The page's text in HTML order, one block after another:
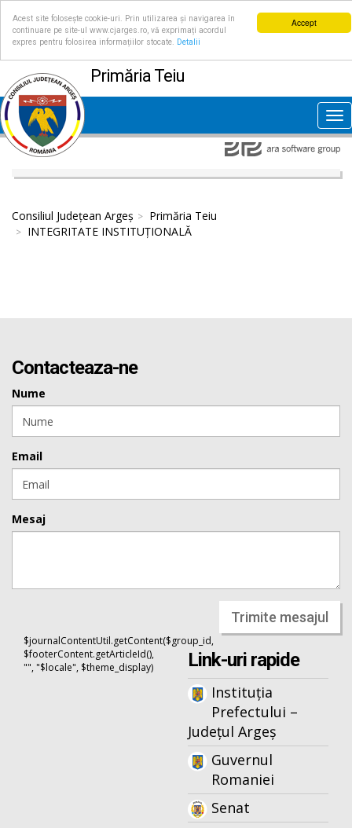
Accept
Acest site folosește cookie-uri. Prin utilizarea și navigarea în
continuare pe site-ul www.cjarges.ro, vă exprimați acordul
expres pentru folosirea informațiilor stocate.
Detalii
Primăria Teiu
Consiliul Județean Argeș
Primăria Teiu
INTEGRITATE INSTITUȚIONALĂ
Contacteaza-ne
Nume
Email
Mesaj
Trimite mesajul
$journalContentUtil.getContent($group_id,
$footerContent.getArticleId(),
"", "$locale", $theme_display)
Link-uri rapide
Instituția
Prefectului –
Județul Argeș
Guvernul
Romaniei
Senat